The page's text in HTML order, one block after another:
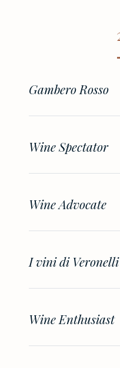
Gambero Rosso
Wine Spectator
Wine Advocate
I vini di Veronelli
Wine Enthusiast